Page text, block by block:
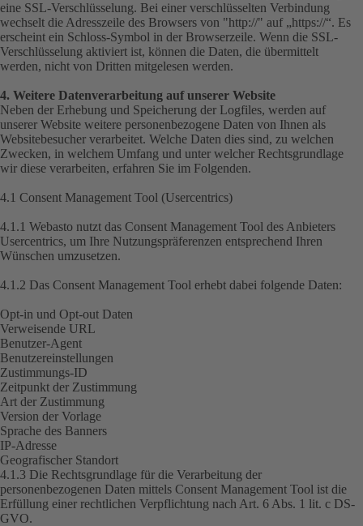
eine SSL-Verschlüsselung. Bei einer verschlüsselten Verbindung
wechselt die Adresszeile des Browsers von "http://" auf „https://“. Es
erscheint ein Schloss-Symbol in der Browserzeile. Wenn die SSL-
Verschlüsselung aktiviert ist, können die Daten, die übermittelt
werden, nicht von Dritten mitgelesen werden.
4. Weitere Datenverarbeitung auf unserer Website
Neben der Erhebung und Speicherung der Logfiles, werden auf
unserer Website weitere personenbezogene Daten von Ihnen als
Websitebesucher verarbeitet. Welche Daten dies sind, zu welchen
Zwecken, in welchem Umfang und unter welcher Rechtsgrundlage
wir diese verarbeiten, erfahren Sie im Folgenden.
4.1 Consent Management Tool (Usercentrics)
4.1.1 Webasto nutzt das Consent Management Tool des Anbieters
Usercentrics, um Ihre Nutzungspräferenzen entsprechend Ihren
Wünschen umzusetzen.
4.1.2 Das Consent Management Tool erhebt dabei folgende Daten:
Opt-in und Opt-out Daten
Verweisende URL
Benutzer-Agent
Benutzereinstellungen
Zustimmungs-ID
Zeitpunkt der Zustimmung
Art der Zustimmung
Version der Vorlage
Sprache des Banners
IP-Adresse
Geografischer Standort
4.1.3 Die Rechtsgrundlage für die Verarbeitung der
personenbezogenen Daten mittels Consent Management Tool ist die
Erfüllung einer rechtlichen Verpflichtung nach Art. 6 Abs. 1 lit. c DS-
GVO.